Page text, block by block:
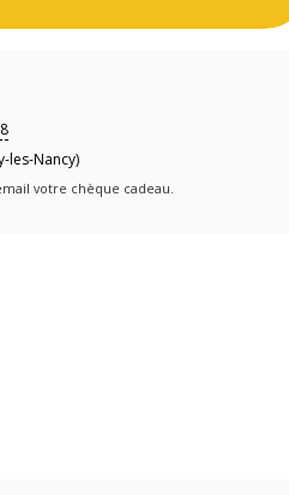
les-Nancy)
votre chèque cadeau.